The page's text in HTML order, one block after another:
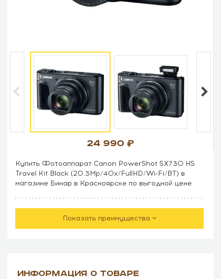
24 990
Купить Фотоаппарат Canon PowerShot SX730 HS
Travel Kit Black (20.3Mp/40x/FullHD/Wi-Fi/BT) в
магазине Бинар в Красноярске по выгодной цене
Показать преимущества
ИНФОРМАЦИЯ О ТОВАРЕ